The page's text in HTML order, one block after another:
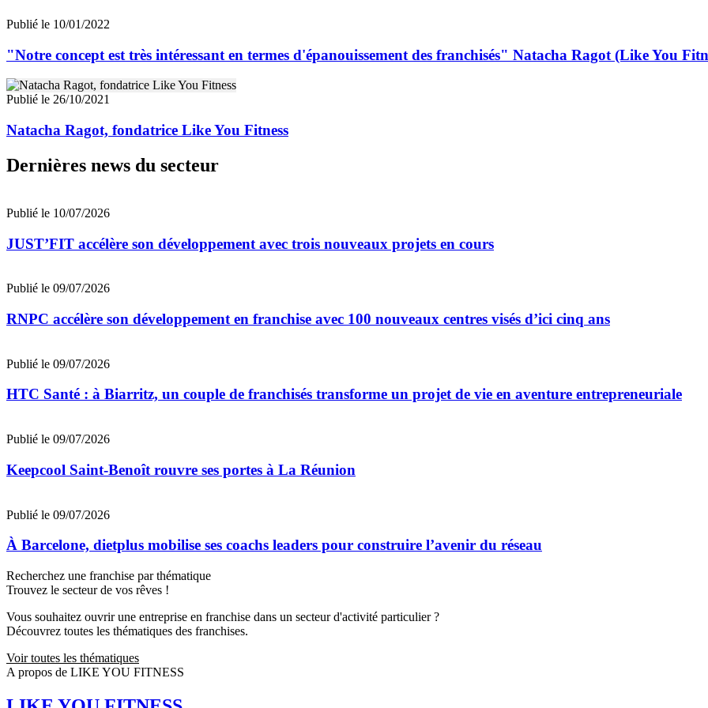
Publié le 10/01/2022
"Notre concept est très intéressant en termes d'épanouissement des franchisés" Natacha Ragot (Like You
Publié le 26/10/2021
Natacha Ragot, fondatrice Like You Fitness
Dernières news du secteur
Publié le 10/07/2026
JUST’FIT accélère son développement avec trois nouveaux projets en cours
Publié le 09/07/2026
RNPC accélère son développement en franchise avec 100 nouveaux centres visés d’ici cinq ans
Publié le 09/07/2026
HTC Santé : à Biarritz, un couple de franchisés transforme un projet de vie en aventure entrepreneuriale
Publié le 09/07/2026
Keepcool Saint-Benoît rouvre ses portes à La Réunion
Publié le 09/07/2026
À Barcelone, dietplus mobilise ses coachs leaders pour construire l’avenir du réseau
Recherchez une franchise par thématique
Trouvez le secteur de vos rêves !
Vous souhaitez ouvrir une entreprise en franchise dans un secteur d'activité particulier ?
Découvrez toutes les thématiques des franchises.
Voir toutes les thématiques
A propos de LIKE YOU FITNESS